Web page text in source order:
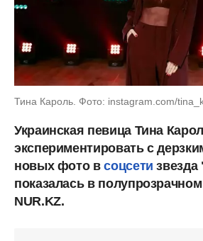
Тина Кароль. Фото: instagram.com/
Украинская певица Тина
экспериментировать с
новых фото всоцсети
показалась в
NUR.KZ.